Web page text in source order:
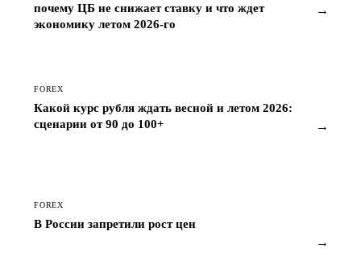
почему ЦБ не снижает ставку и что ждет
экономику летом 2026-го
→
FOREX
Какой курс рубля ждать весной и летом 2026:
сценарии от 90 до 100+
→
FOREX
В России запретили рост цен
→